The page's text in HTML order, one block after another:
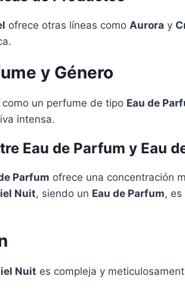
ofrece otras líneas como Aurora y
y Género
un perfume de tipo Eau de
intensa.
Eau de Parfum y Eau
Parfum ofrece una concentración
Nuit, siendo un Eau de Parfum,
Nuit es compleja y